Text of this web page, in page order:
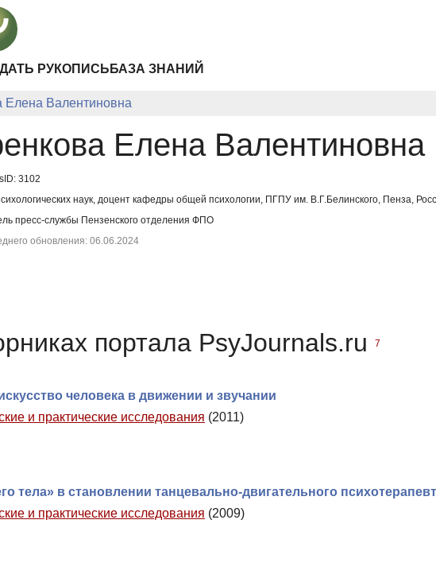
РУКОПИСЬ БАЗА ЗНАНИЙ
Елена Валентиновна
Елена Валентиновна
3102
наук, доцент кафедры общей психологии, ПГПУ им. В.Г.Белинского, Пенза,
пресс-службы Пензенского отделения ФПО
обновления: 06.06.2024
портала PsyJournals.ru 7
человека в движении и звучании
и практические исследования (2011)
тела» в становлении танцевально-двигательного
и практические исследования (2009)